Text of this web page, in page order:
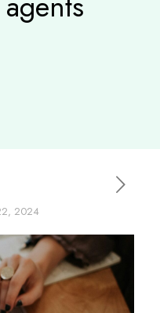
2024